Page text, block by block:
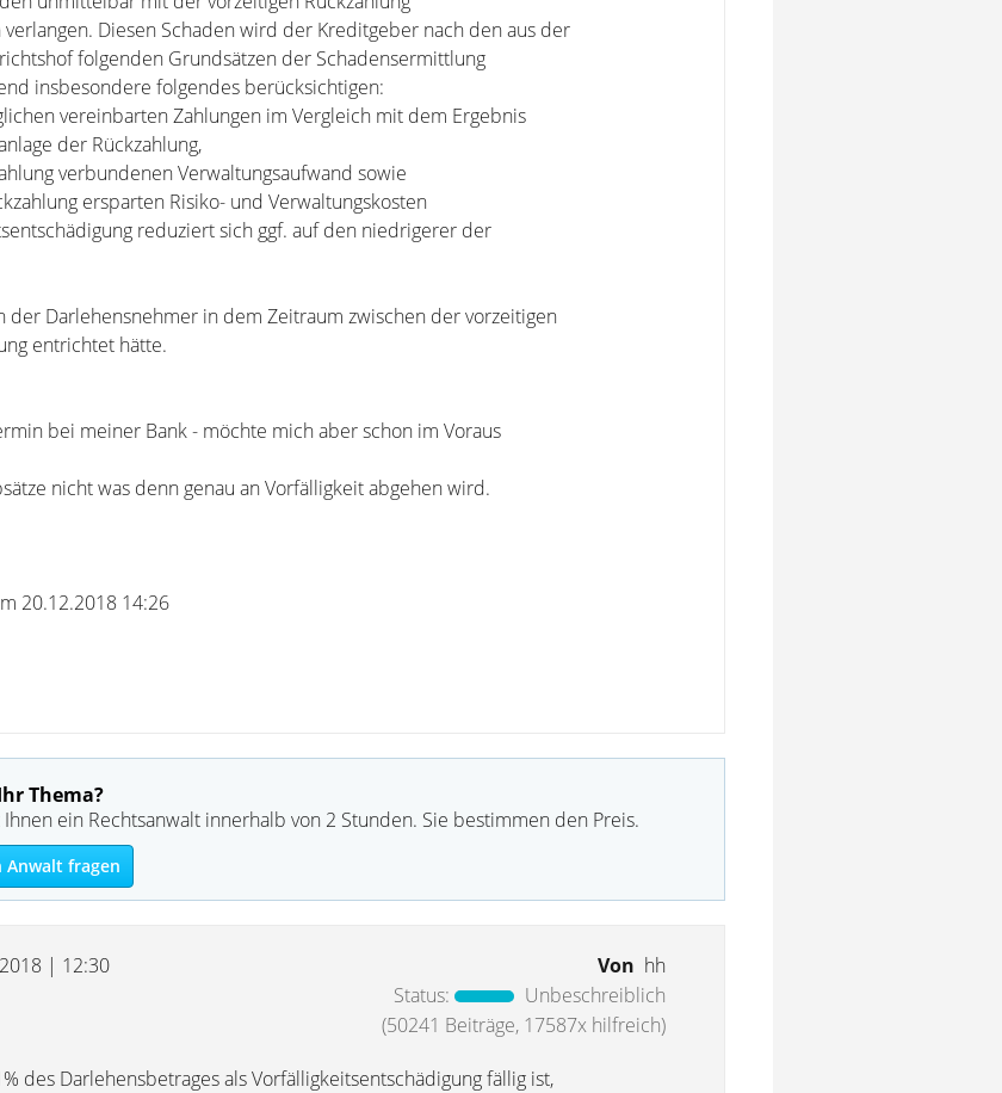
Diesen Schaden wird der Kreditgeber nach den aus der
folgenden Grundsätzen der Schadensermittlung
insbesondere folgendes berücksichtigen:
vereinbarten Zahlungen im Vergleich mit dem Ergebnis
der Rückzahlung,
verbundenen Verwaltungsaufwand sowie
ersparten Risiko- und Verwaltungskosten
reduziert sich ggf. auf den niedrigerer der
der Darlehensnehmer in dem Zeitraum zwischen der vorzeitigen
entrichtet hätte.
bei meiner Bank - möchte mich aber schon im Voraus
nicht was denn genau an Vorfälligkeit abgehen wird.
20.12.2018 14:26
Thema?
ein Rechtsanwalt innerhalb von 2 Stunden. Sie bestimmen den Preis.
Anwalt fragen
| 12:30 Von hh
Status:
Unbeschreiblich
(50241 Beiträge, 17587x hilfreich)
des Darlehensbetrages als Vorfälligkeitsentschädigung fällig ist,